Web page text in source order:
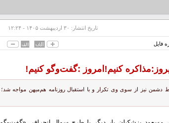
تاریخ انتشار: ۳۰ ارديبهشت ۱۴۰۵ - ۱۲:۲۴
فایل
کنیم!امروز :گفت‌وگو کنیم!
نیز از سوی وی تکرار و با استقبال روزنامه هم‌میهن مواجه شد؛